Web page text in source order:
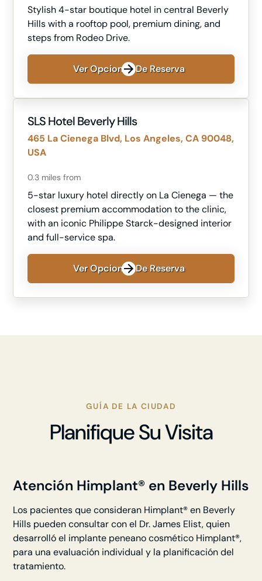
Stylish 4-star boutique hotel in central Beverly
Hills with a rooftop pool, premium dining, and
steps from Rodeo Drive.
Ver Opciones De Reserva
SLS Hotel Beverly Hills
465 La Cienega Blvd, Los Angeles, CA 90048,
USA
0.3 miles from
5-star luxury hotel directly on La Cienega — the
closest premium accommodation to the clinic,
with an iconic Philippe Starck-designed interior
and full-service spa.
Ver Opciones De Reserva
GUÍA DE LA CIUDAD
Planifique Su Visita
Atención Himplant® en Beverly Hills
Los pacientes que consideran Himplant® en Beverly
Hills pueden consultar con el Dr. James Elist, quien
desarrolló el implante peneano cosmético Himplant®,
para una evaluación individual y la planificación del
tratamiento.